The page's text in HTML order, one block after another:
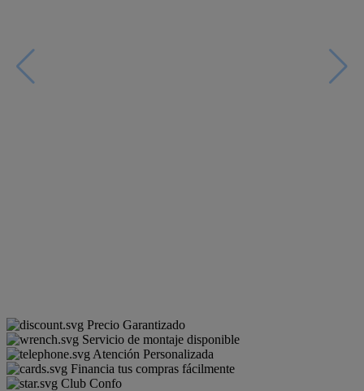
Precio Garantizado
Servicio de montaje disponible
Atención Personalizada
Financia tus compras fácilmente
Club Confo